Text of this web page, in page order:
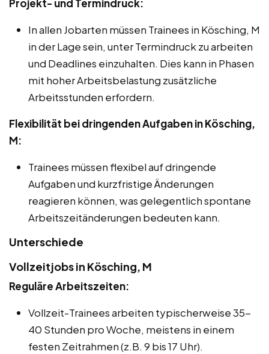
Projekt- und Termindruck:
In allen Jobarten müssen Trainees in Kösching, M
in der Lage sein, unter Termindruck zu arbeiten
und Deadlines einzuhalten. Dies kann in Phasen
mit hoher Arbeitsbelastung zusätzliche
Arbeitsstunden erfordern.
Flexibilität bei dringenden Aufgaben in Kösching,
M:
Trainees müssen flexibel auf dringende
Aufgaben und kurzfristige Änderungen
reagieren können, was gelegentlich spontane
Arbeitszeitänderungen bedeuten kann.
Unterschiede
Vollzeitjobs in Kösching, M
Reguläre Arbeitszeiten:
Vollzeit-Trainees arbeiten typischerweise 35-
40 Stunden pro Woche, meistens in einem
festen Zeitrahmen (z.B. 9 bis 17 Uhr).